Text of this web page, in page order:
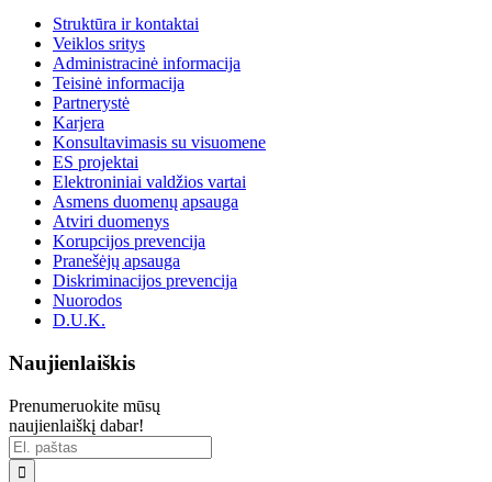
Struktūra ir kontaktai
Veiklos sritys
Administracinė informacija
Teisinė informacija
Partnerystė
Karjera
Konsultavimasis su visuomene
ES projektai
Elektroniniai valdžios vartai
Asmens duomenų apsauga
Atviri duomenys
Korupcijos prevencija
Pranešėjų apsauga
Diskriminacijos prevencija
Nuorodos
D.U.K.
Naujienlaiškis
Prenumeruokite mūsų
naujienlaiškį dabar!
